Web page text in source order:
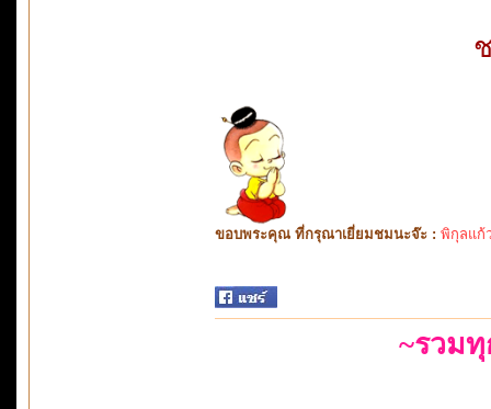
ขอบพระคุณ ที่กรุณาเยี่ยมชมนะจ๊ะ : พิกุลแก้
~รวม